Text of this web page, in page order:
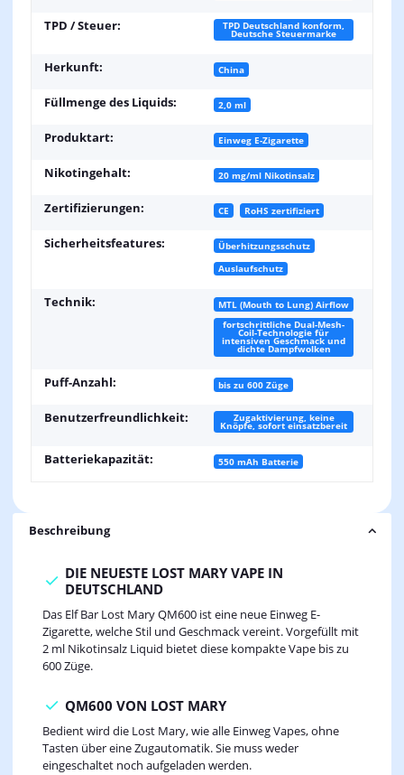
TPD / Steuer: TPD Deutschland konform,
Deutsche Steuermarke
Herkunft: China
Füllmenge des Liquids: 2,0 ml
Produktart: Einweg E-Zigarette
Nikotingehalt: 20 mg/ml Nikotinsalz
Zertifizierungen: CE RoHS zertifiziert
Sicherheitsfeatures:
Überhitzungsschutz
Auslaufschutz
Technik:
MTL (Mouth to Lung) Airflow
fortschrittliche Dual-Mesh-
Coil-Technologie für
intensiven Geschmack und
dichte Dampfwolken
Puff-Anzahl: bis zu 600 Züge
Benutzerfreundlichkeit: Zugaktivierung, keine
Knöpfe, sofort einsatzbereit
Batteriekapazität: 550 mAh Batterie
Beschreibung
DIE NEUESTE LOST MARY VAPE IN
DEUTSCHLAND
Das Elf Bar Lost Mary QM600 ist eine neue Einweg E-
Zigarette, welche Stil und Geschmack vereint. Vorgefüllt mit
2 ml Nikotinsalz Liquid bietet diese kompakte Vape bis zu
600 Züge.
QM600 VON LOST MARY
Bedient wird die Lost Mary, wie alle Einweg Vapes, ohne
Tasten über eine Zugautomatik. Sie muss weder
eingeschaltet noch aufgeladen werden.